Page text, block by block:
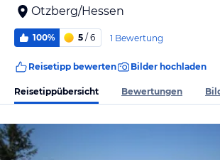
Otzberg/Hessen
100% 5 / 6 1 Bewertung
Reisetipp bewerten Bilder hochladen
Reisetippübersicht Bewertungen